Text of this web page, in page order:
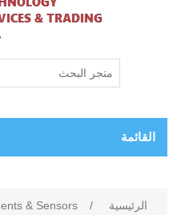
القائمة
الرئيسية /
& Sensors